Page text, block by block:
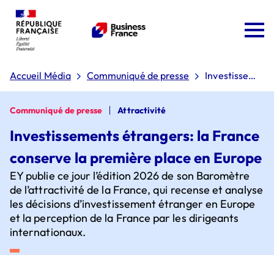
Team France Export
Plan Osez l'export
Accueil Média Communiqué de presse
place en
Europe
Communiqué de presse Attractivité
Investissements étrangers: la France
conserve la première place en Europe
EY publie ce jour l’édition 2026 de son Baromètre
de l’attractivité de la France, qui recense et analyse
les décisions d’investissement étranger en Europe
et la perception de la France par les dirigeants
internationaux.